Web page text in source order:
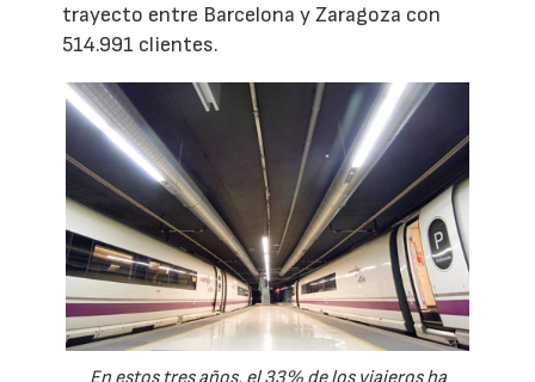
trayecto entre Barcelona y Zaragoza con
514.991 clientes.